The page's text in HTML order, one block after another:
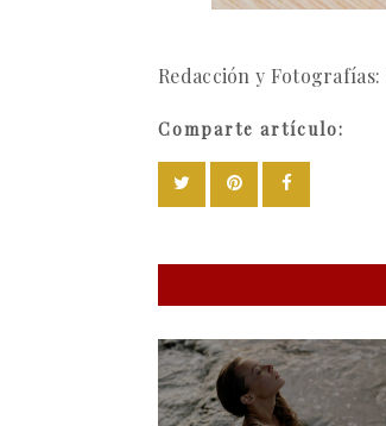
Redacción y Fotografías:
Comparte artículo: